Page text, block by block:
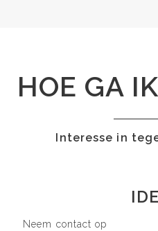
HOE GA
Interesse in
Neem contact op